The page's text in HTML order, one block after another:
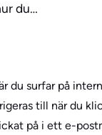
du…
du surfar på
till när du
på i ett e-